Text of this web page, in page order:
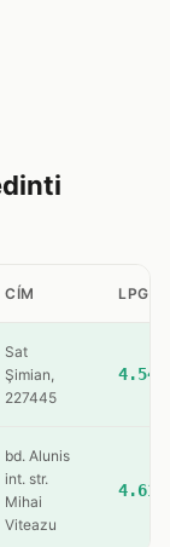
CÍM LPG
Sat
Şimian,
227445
4.54
bd. Alunis
int. str.
Mihai
Viteazu
4.61